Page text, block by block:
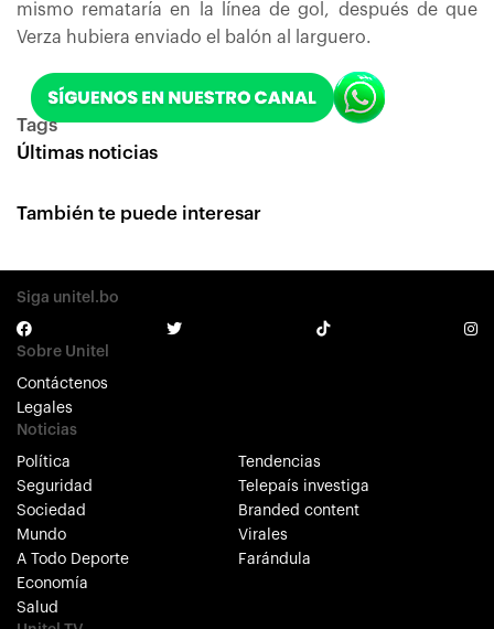
mismo remataría en la línea de gol, después de que
Verza hubiera enviado el balón al larguero.
Tags
Últimas noticias
También te puede interesar
Siga unitel.bo
Sobre Unitel
Contáctenos
Legales
Noticias
Política
Seguridad
Sociedad
Mundo
A Todo Deporte
Economía
Salud
Tendencias
Telepaís investiga
Branded content
Virales
Farándula